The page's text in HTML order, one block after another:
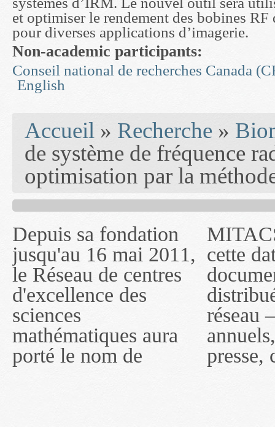
et optimiser le rendement des bobines RF
pour diverses applications d’imagerie.
Non-academic participants:
Conseil national de recherches Canada
English
Accueil » Recherche »
de système de fréquence
optimisation par la
Depuis sa fondation
jusqu'au 16 mai 2011,
le Réseau de centres
d'excellence des
sciences
mathématiques aura
porté le nom de
MITACS inc. Jusqu'à
cette date, les
documents publiés ou
distribués par ce
réseau — rapports
annuels, coupures de
presse, communiqués
— l'auront désigné
sous le nom de
MITACS inc. À
compter du 16 mai
2011, toutefois, le
réseau portera le nom